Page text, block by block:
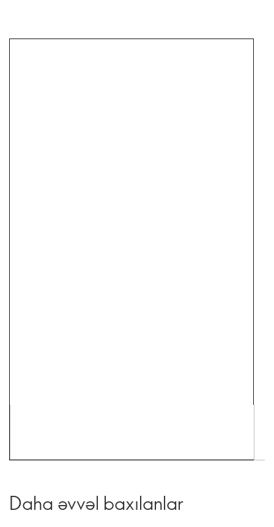
Daha əvvəl baxılanlar